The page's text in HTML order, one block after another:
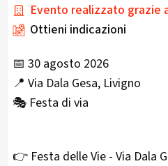
Evento realizzato grazie
Ottieni indicazioni
📅 30 agosto 2026
📍 Via Dala Gesa, Livigno
🎭 Festa di via
👉 Festa delle Vie - Via Dala